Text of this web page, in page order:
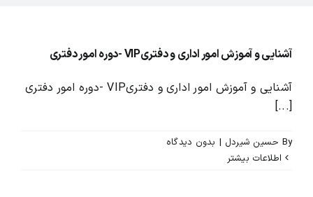
مقالات آموزشی
آشنایی و آموزش امور اداری و دفتریVIP -دوره امور دفتری
آشنایی و آموزش امور اداری و دفتریVIP -دوره امور دفتری
[...]
By حسین شیردل | بدون ديدگاه
اطلاعات بیشتر